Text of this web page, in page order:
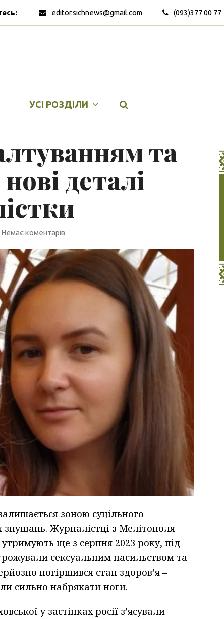
editor.sichnews@gmail.com (093)377 00 77
УСІ РОЗДІЛИ
та
деталі
Немає коментарів
зоною суцільного
знущань. Журналістці з Мелітополя
ще з серпня 2023 року, під
сексуальним насильством та
погіршився стан здоров’я –
сильно набрякати ноги.
у застінках росії з’ясували